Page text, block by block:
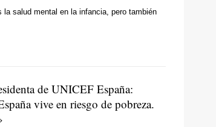
salud mental en la infancia, pero también
de UNICEF España:
vive en riesgo de pobreza.